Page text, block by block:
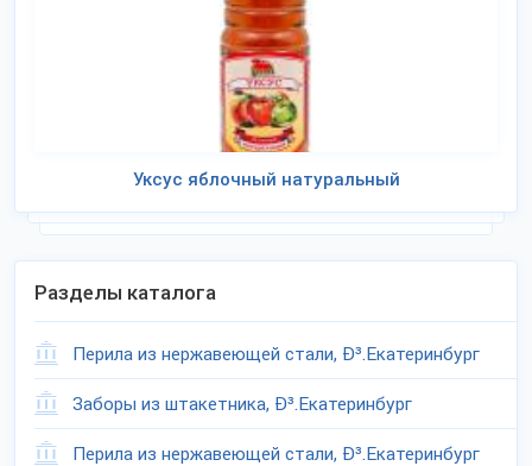
Уксус яблочный натуральный
Разделы каталога
Перила из нержавеющей стали, Ð³.Екатеринбург
Заборы из штакетника, Ð³.Екатеринбург
Перила из нержавеющей стали, Ð³.Екатеринбург